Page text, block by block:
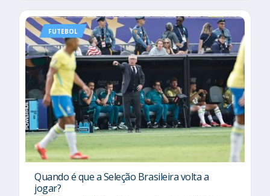
FUTEBOL
Quando é que a Seleção Brasileira volta a
jogar?